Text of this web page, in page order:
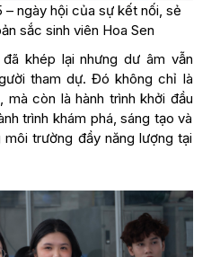
– ngày hội của sự kết nối, sẻ
sắc sinh viên Hoa Sen
khép lại nhưng dư âm vẫn
tham dự. Đó không chỉ là
mà còn là hành trình khởi đầu
trình khám phá, sáng tạo và
trường đầy năng lượng tại